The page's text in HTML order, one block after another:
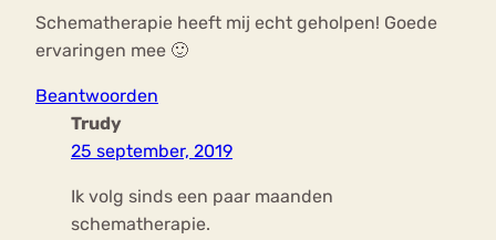
Schematherapie heeft mij echt geholpen! Goede
ervaringen mee 🙂
Beantwoorden
Trudy
25 september, 2019
Ik volg sinds een paar maanden
schematherapie.